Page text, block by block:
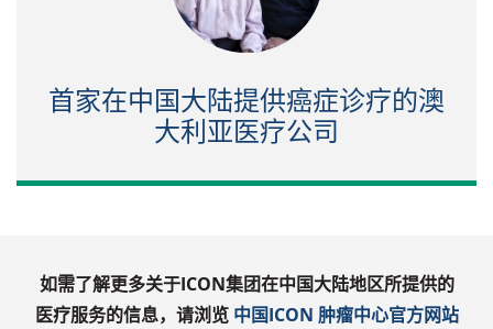
首家在中国大陆提供癌症诊疗的澳
大利亚医疗公司
如需了解更多关于ICON集团在中国大陆地区所提供的
医疗服务的信息，请浏览 中国ICON 肿瘤中心官方网站